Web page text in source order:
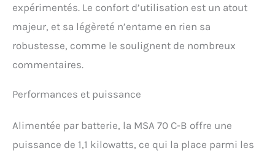
expérimentés. Le confort d’utilisation est un atout
majeur, et sa légèreté n’entame en rien sa
robustesse, comme le soulignent de nombreux
commentaires.
Performances et puissance
Alimentée par batterie, la MSA 70 C-B offre une
puissance de 1,1 kilowatts, ce qui la place parmi les